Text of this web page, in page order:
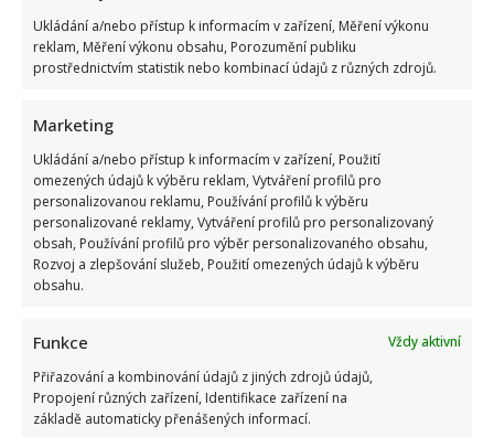
Ukládání a/nebo přístup k informacím v zařízení, Měření výkonu
reklam, Měření výkonu obsahu, Porozumění publiku
prostřednictvím statistik nebo kombinací údajů z různých zdrojů.
Marketing
Ukládání a/nebo přístup k informacím v zařízení, Použití
omezených údajů k výběru reklam, Vytváření profilů pro
personalizovanou reklamu, Používání profilů k výběru
personalizované reklamy, Vytváření profilů pro personalizovaný
obsah, Používání profilů pro výběr personalizovaného obsahu,
Rozvoj a zlepšování služeb, Použití omezených údajů k výběru
obsahu.
Funkce
Vždy aktivní
Přiřazování a kombinování údajů z jiných zdrojů údajů,
Propojení různých zařízení, Identifikace zařízení na
základě automaticky přenášených informací.